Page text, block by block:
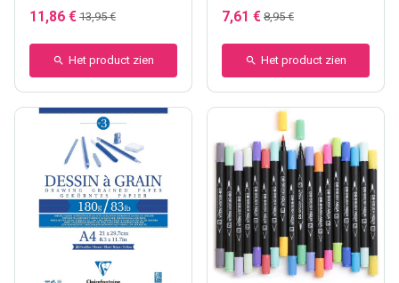
Clairefontaine - A3
11,86 € 13,95 €
Het product zien
Clairefontaine - A4
7,61 € 8,95 €
Het product zien
+55 anderen